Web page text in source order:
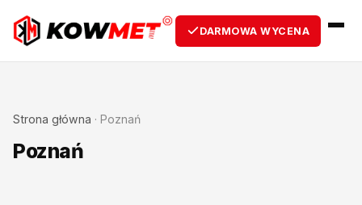
DARMOWA WYCENA
Strona główna · Poznań
Poznań